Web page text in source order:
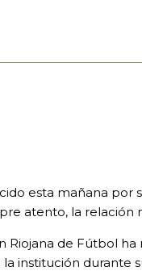
esta mañana
atento, la
Riojana de Fútbol
institución durante